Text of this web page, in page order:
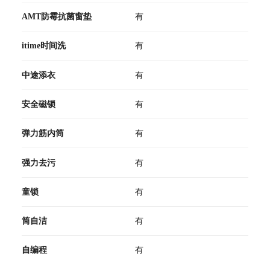
AMT防霉抗菌窗垫 有
itime时间洗 有
中途添衣 有
安全磁锁 有
弹力筋内筒 有
强力去污 有
童锁 有
筒自洁 有
自编程 有